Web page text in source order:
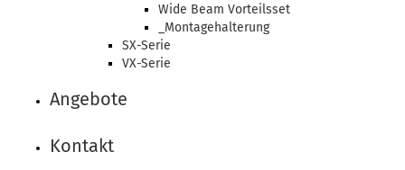
Wide Beam Vorteilsset
_Montagehalterung
SX-Serie
VX-Serie
Angebote
Kontakt